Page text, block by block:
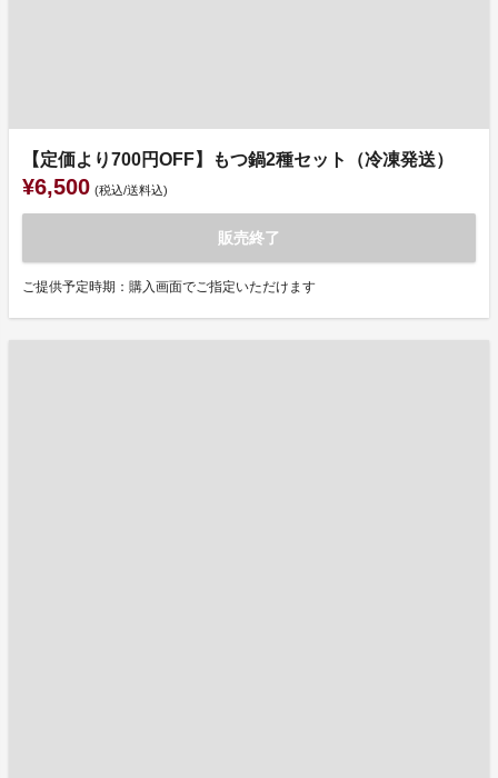
【定価より700円OFF】もつ鍋2種セット（冷凍発送）
¥6,500 (税込/送料込)
販売終了
ご提供予定時期：購入画面でご指定いただけます